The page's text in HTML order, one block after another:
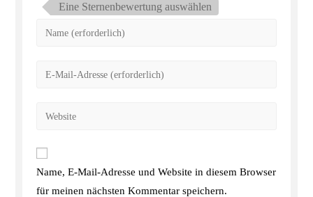
Eine Sternenbewertung auswählen
Name, E-Mail-Adresse und Website in diesem Browser
für meinen nächsten Kommentar speichern.